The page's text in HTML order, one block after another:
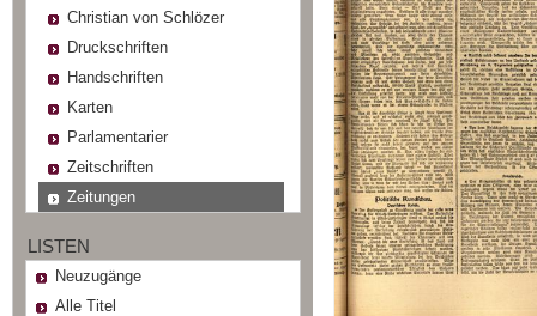
Christian von Schlözer
Druckschriften
Handschriften
Karten
Parlamentarier
Zeitschriften
Zeitungen
LISTEN
Neuzugänge
Alle Titel